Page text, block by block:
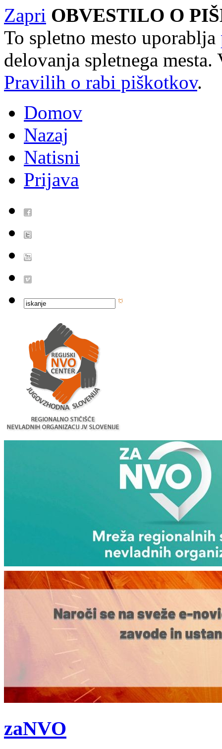
Zapri OBVESTILO O
To spletno mesto uporablja
delovanja spletnega
Pravilih o rabi piškotkov.
Domov
Nazaj
Natisni
Prijava
zaNVO